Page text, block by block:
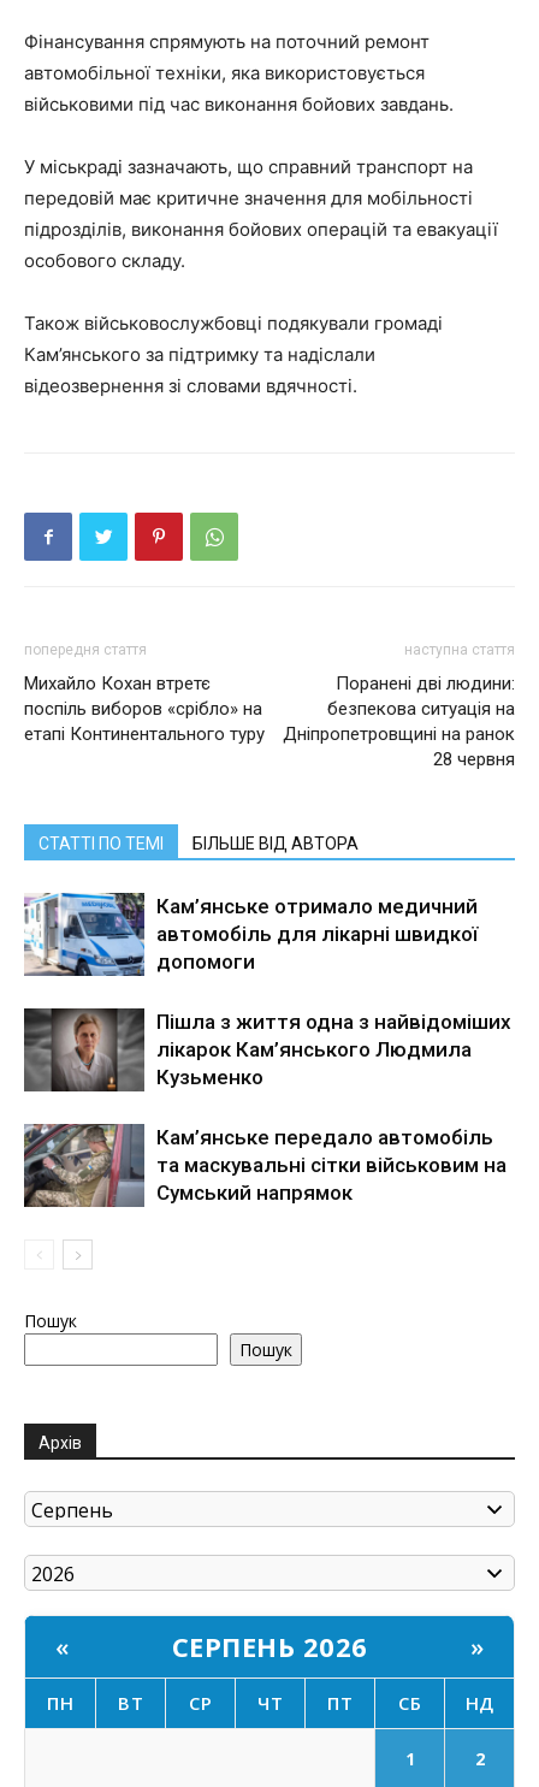
Фінансування спрямують на поточний ремонт
автомобільної техніки, яка використовується
військовими під час виконання бойових завдань.
У міськраді зазначають, що справний транспорт на
передовій має критичне значення для мобільності
підрозділів, виконання бойових операцій та евакуації
особового складу.
Також військовослужбовці подякували громаді
Кам’янського за підтримку та надіслали
відеозвернення зі словами вдячності.
попередня стаття
Михайло Кохан втретє
поспіль виборов «срібло» на
етапі Континентального туру
наступна стаття
Поранені дві людини:
безпекова ситуація на
Дніпропетровщині на ранок
28 червня
СТАТТІ ПО ТЕМІ БІЛЬШЕ ВІД АВТОРА
Кам’янське отримало медичний
автомобіль для лікарні швидкої
допомоги
Пішла з життя одна з найвідоміших
лікарок Кам’янського Людмила
Кузьменко
Кам’янське передало автомобіль
та маскувальні сітки військовим на
Сумський напрямок
Пошук
Пошук
Архів
« СЕРПЕНЬ 2026 »
ПН ВТ СР ЧТ ПТ СБ НД
1 2